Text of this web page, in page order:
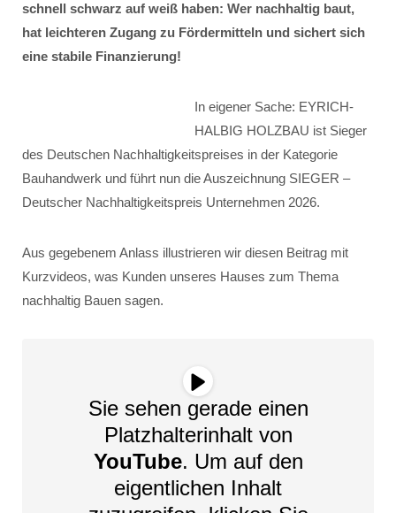
schnell schwarz auf weiß haben: Wer nachhaltig baut,
hat leichteren Zugang zu Fördermitteln und sichert sich
eine stabile Finanzierung!
In eigener Sache: EYRICH-
HALBIG HOLZBAU ist Sieger
des Deutschen Nachhaltigkeitspreises in der Kategorie
Bauhandwerk und führt nun die Auszeichnung SIEGER –
Deutscher Nachhaltigkeitspreis Unternehmen 2026.
Aus gegebenem Anlass illustrieren wir diesen Beitrag mit
Kurzvideos, was Kunden unseres Hauses zum Thema
nachhaltig Bauen sagen.
Sie sehen gerade einen
Platzhalterinhalt von
YouTube. Um auf den
eigentlichen Inhalt